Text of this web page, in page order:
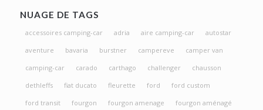
NUAGE DE TAGS
accessoires camping-car adria aire camping-car
autostar
aventure
bavaria burstner campereve
camper van
camping-car
carado carthago challenger
chausson
dethleffs
fiat ducato fleurette ford
ford custom
ford transit
fourgon fourgon amenage
fourgon aménagé